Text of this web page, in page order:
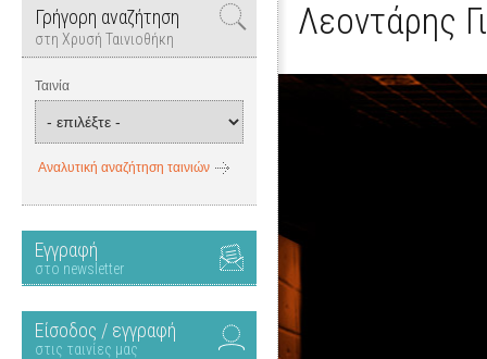
Γρήγορη αναζήτηση
στη Χρυσή Ταινιοθήκη
Ταινία
Αναλυτική αναζήτηση ταινιών
Εγγραφή
στο newsletter
Είσοδος / εγγραφή
στις ταινίες μας
Λεοντάρης